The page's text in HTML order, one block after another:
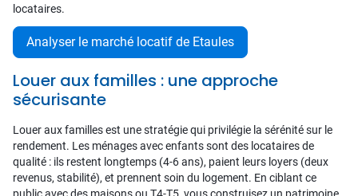
locataires.
Analyser le marché locatif de Etaules
Louer aux familles : une approche
sécurisante
Louer aux familles est une stratégie qui privilégie la sérénité sur le
rendement. Les ménages avec enfants sont des locataires de
qualité : ils restent longtemps (4-6 ans), paient leurs loyers (deux
revenus, stabilité), et prennent soin du logement. En ciblant ce